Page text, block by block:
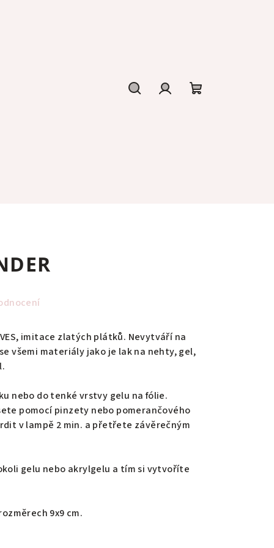
imitace zlatých plátků. Nevytváří na
všemi materiály jako je lak na nehty, gel,
nebo do tenké vrstvy gelu na fólie.
pomocí pinzety nebo pomerančového
v lampě 2 min. a přetřete závěrečným
gelu nebo akrylgelu a tím si vytvoříte
9x9 cm.